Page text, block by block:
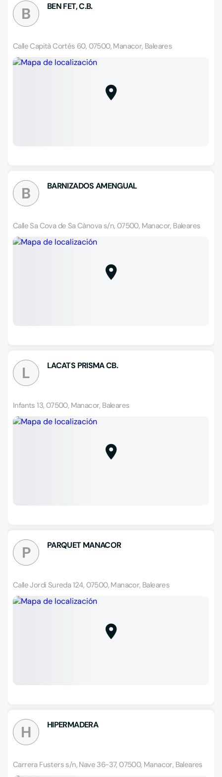
B BEN FET, C.B.
Calle Capità Cortés 60, 07500, Manacor, Baleares
B BARNIZADOS AMENGUAL
Calle Sa Cova de Sa Cànova s/n, 07500, Manacor, Baleares
L LACATS PRISMA CB.
Infants 13, 07500, Manacor, Baleares
P PARQUET MANACOR
Calle Jordi Sureda 124, 07500, Manacor, Baleares
H HIPERMADERA
Carrera Fusters s/n, Nave 36-37, 07500, Manacor, Baleares